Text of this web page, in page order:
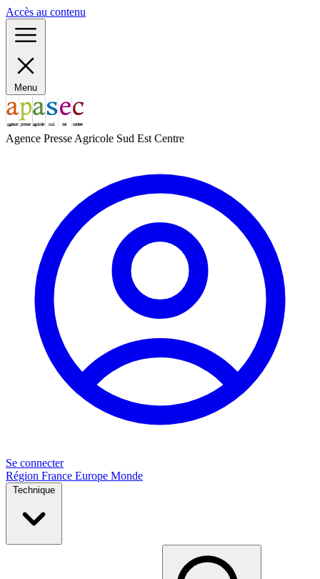
Accès au contenu
Menu
Agence Presse Agricole Sud Est Centre
Se connecter
Région France Europe Monde
Technique
Panneau de gestion des cookies